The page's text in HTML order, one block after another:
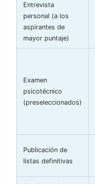
Entrevista
personal (a los
aspirantes de
mayor puntaje)
Examen
psicotécnico
(preseleccionados)
Publicación de
listas definitivas